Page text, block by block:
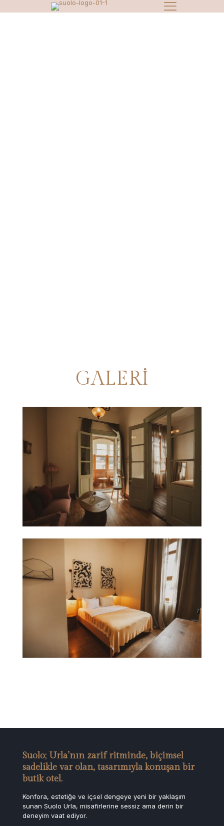
GALERİ
Suolo; Urla’nın zarif ritminde, biçimsel
sadelikle var olan, tasarımıyla konuşan bir
butik otel.
Konfora, estetiğe ve içsel dengeye yeni bir yaklaşım
sunan Suolo Urla, misafirlerine sessiz ama derin bir
deneyim vaat ediyor.